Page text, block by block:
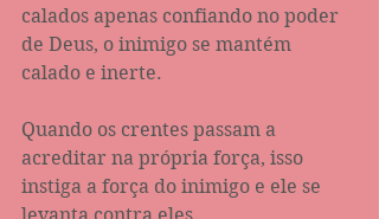
calados apenas confiando no poder
de Deus, o inimigo se mantém
calado e inerte.
Quando os crentes passam a
acreditar na própria força, isso
instiga a força do inimigo e ele se